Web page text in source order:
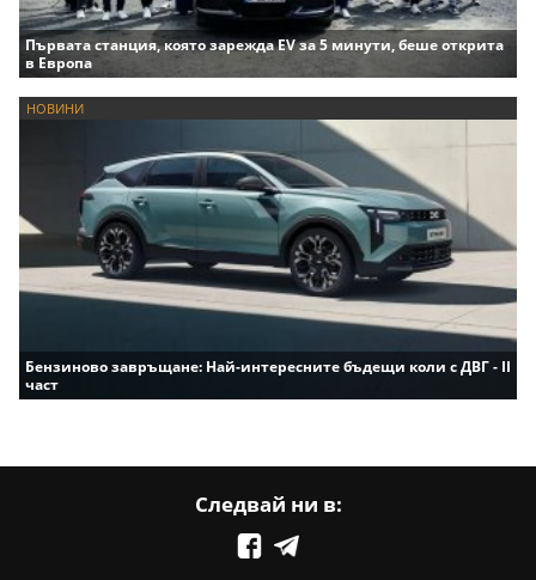
Първата станция, която зарежда EV за 5 минути, беше открита
в Европа
НОВИНИ
Бензиново завръщане: Най-интересните бъдещи коли с ДВГ - II
част
Следвай ни в: